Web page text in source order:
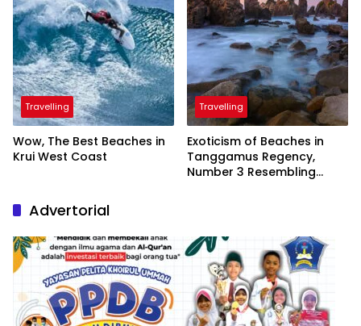
Travelling
Wow, The Best Beaches in
Krui West Coast
Travelling
Exoticism of Beaches in
Tanggamus Regency,
Number 3 Resembling
Advertorial